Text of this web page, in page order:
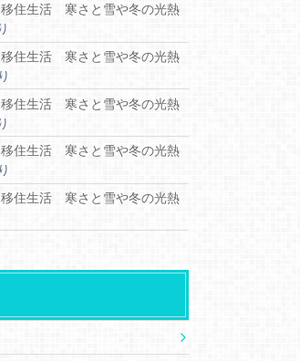
住生活 寒さと雪や冬の光熱
住生活 寒さと雪や冬の光熱
住生活 寒さと雪や冬の光熱
住生活 寒さと雪や冬の光熱
住生活 寒さと雪や冬の光熱